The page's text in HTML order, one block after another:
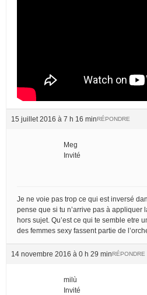
15 juillet 2016 à 7 h 16 minRÉPONDRE
Meg
Invité
Je ne voie pas trop ce qui est inversé
pense que si tu n’arrive pas à appliquer
hors sujet. Qu’est ce qui te semble etre
des femmes sexy fassent partie de
14 novembre 2016 à 0 h 29 minRÉPONDRE
milù
Invité